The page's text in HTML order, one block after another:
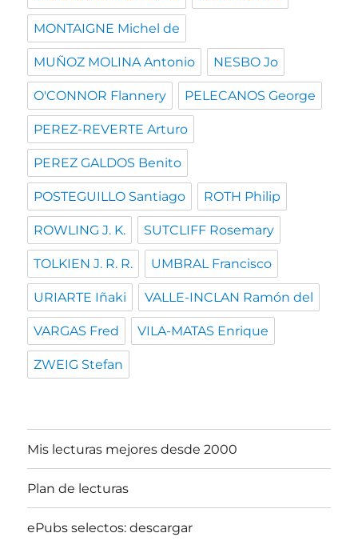
MONTAIGNE Michel de
MUÑOZ MOLINA Antonio NESBO Jo
O'CONNOR Flannery PELECANOS George
PEREZ-REVERTE Arturo
PEREZ GALDOS Benito
POSTEGUILLO Santiago ROTH Philip
ROWLING J. K. SUTCLIFF Rosemary
TOLKIEN J. R. R. UMBRAL Francisco
URIARTE Iñaki VALLE-INCLAN Ramón del
VARGAS Fred VILA-MATAS Enrique
ZWEIG Stefan
Mis lecturas mejores desde 2000
Plan de lecturas
ePubs selectos: descargar